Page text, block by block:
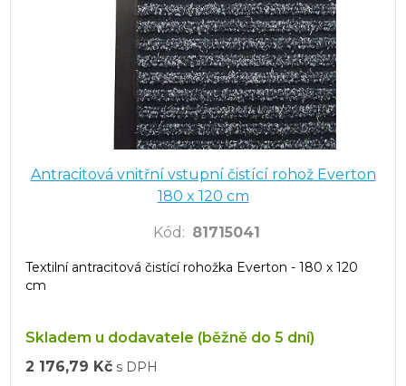
Antracitová vnitřní vstupní čistící rohož Everton
180 x 120 cm
Kód : 81715041
Textilní antracitová čistící rohožka Everton - 180 x 120
cm
Skladem u dodavatele (běžně do 5 dní)
2 176,79 Kč s DPH